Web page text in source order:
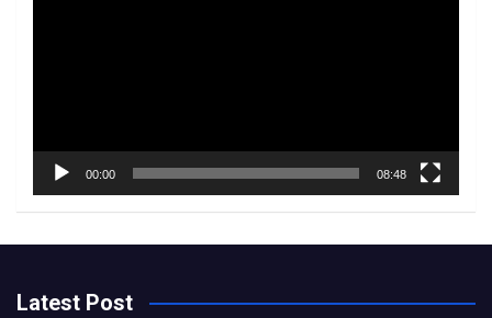
00:00 08:48
Latest Post